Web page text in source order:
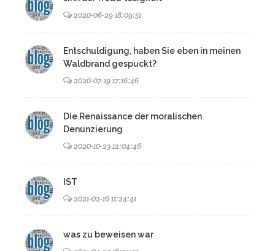
2020-06-29 18:09:51
Entschuldigung, haben Sie eben in meinen
Waldbrand gespuckt?
2020-07-19 17:16:46
Die Renaissance der moralischen
Denunzierung
2020-10-23 12:04:46
IST
2021-02-16 11:24:41
was zu beweisen war